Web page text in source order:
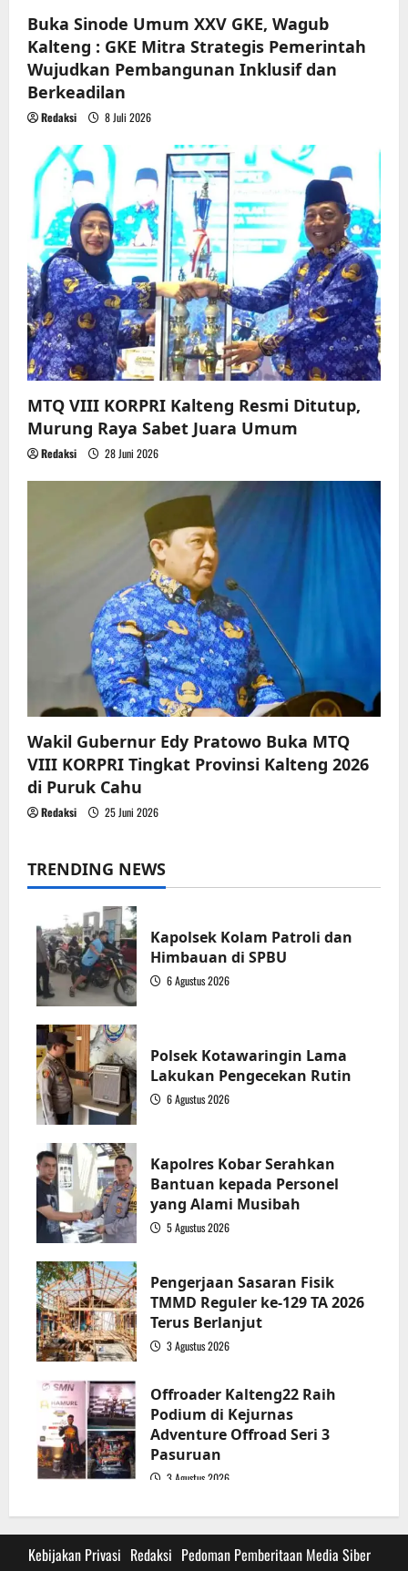
Buka Sinode Umum XXV GKE, Wagub
Kalteng : GKE Mitra Strategis Pemerintah
Wujudkan Pembangunan Inklusif dan
Berkeadilan
Redaksi 8 Juli 2026
MTQ VIII KORPRI Kalteng Resmi Ditutup,
Murung Raya Sabet Juara Umum
Redaksi 28 Juni 2026
Wakil Gubernur Edy Pratowo Buka MTQ
VIII KORPRI Tingkat Provinsi Kalteng 2026
di Puruk Cahu
Redaksi 25 Juni 2026
TRENDING NEWS
Kapolsek Kolam Patroli dan
Himbauan di SPBU
6 Agustus 2026
Polsek Kotawaringin Lama
Lakukan Pengecekan Rutin
6 Agustus 2026
Kapolres Kobar Serahkan
Bantuan kepada Personel
yang Alami Musibah
5 Agustus 2026
Pengerjaan Sasaran Fisik
TMMD Reguler ke-129 TA 2026
Terus Berlanjut
3 Agustus 2026
Offroader Kalteng22 Raih
Podium di Kejurnas
Adventure Offroad Seri 3
Pasuruan
3 Agustus 2026
Kebijakan Privasi Redaksi Pedoman Pemberitaan Media Siber